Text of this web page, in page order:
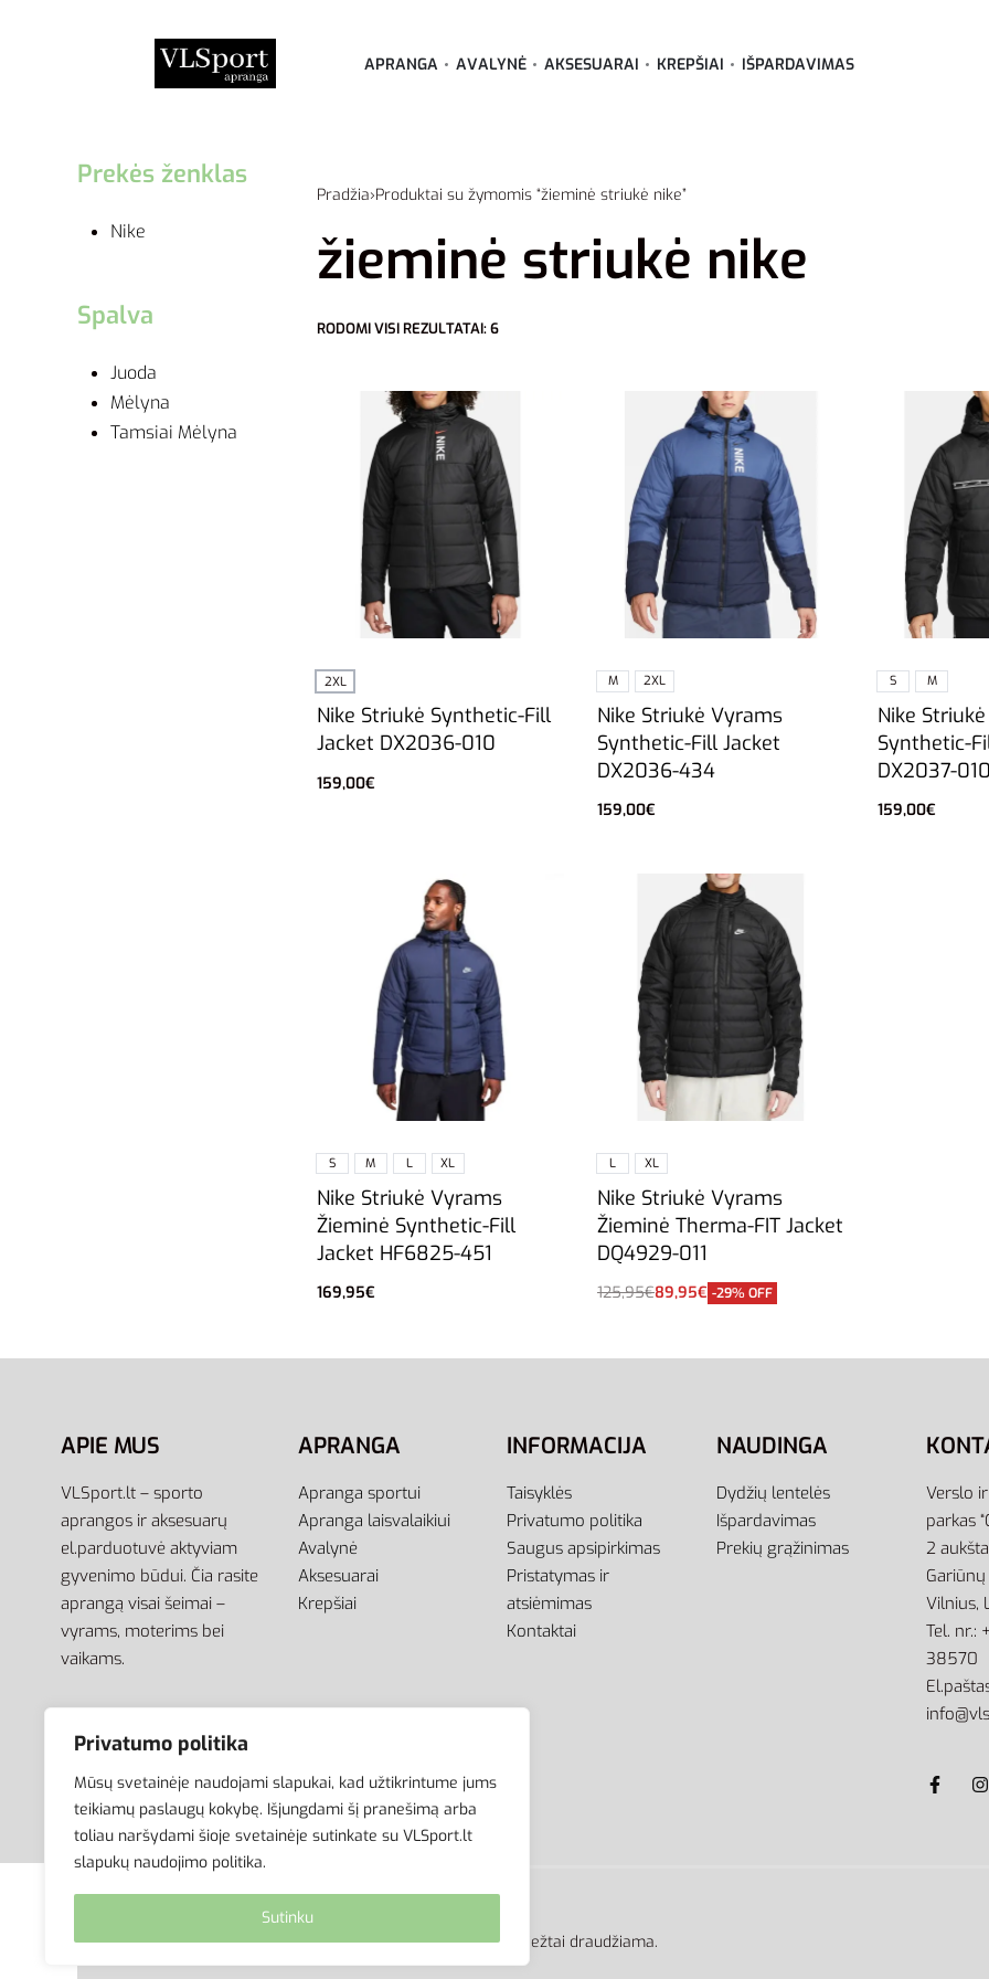
Privatumo politika
Mūsų svetainėje naudojami slapukai, kad užtikrintume jums
teikiamų paslaugų kokybę. Išjungdami šį pranešimą arba
toliau naršydami šioje svetainėje sutinkate su VLSport.lt
slapukų naudojimo politika.
Sutinku
APRANGA AVALYNĖ AKSESUARAI KREPŠIAI IŠPARDAVIMAS
Prekės ženklas
Nike
Spalva
Juoda
Mėlyna
Tamsiai Mėlyna
Pradžia›Produktai su žymomis “žieminė striukė nike”
žieminė striukė nike
RODOMI VISI REZULTATAI: 6
2XL
Nike Striukė Synthetic-Fill
Jacket DX2036-010
159,00€
M 2XL
Nike Striukė Vyrams
Synthetic-Fill Jacket
DX2036-434
159,00€
S M
Nike
Synthetic-
DX2037-010
159,00€
S M L XL
Nike Striukė Vyrams
Žieminė Synthetic-Fill
Jacket HF6825-451
169,95€
L XL
Nike Striukė Vyrams
Žieminė Therma-FIT Jacket
DQ4929-011
125,95€89,95€ -29% OFF
APIE MUS
VLSport.lt – sporto
aprangos ir aksesuarų
el.parduotuvė aktyviam
gyvenimo būdui. Čia rasite
aprangą visai šeimai –
vyrams, moterims bei
vaikams.
APRANGA
Apranga sportui
Apranga laisvalaikiui
Avalynė
Aksesuarai
Krepšiai
INFORMACIJA
Taisyklės
Privatumo politika
Saugus apsipirkimas
Pristatymas ir
atsiėmimas
Kontaktai
NAUDINGA
Dydžių lentelės
Išpardavimas
Prekių grąžinimas
Verslo
parkas
2
Vilnius,
Tel. nr.:
38570
© VLSport. 2026. Visos teisės saugomos.
Kopijuoti, platinti svetainės turinį be autorių sutikimo griežtai draudžiama.